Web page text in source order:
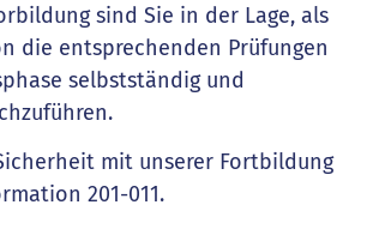
sind Sie in der Lage, als
die entsprechenden Prüfungen
selbstständig und
mit unserer Fortbildung
201-011.